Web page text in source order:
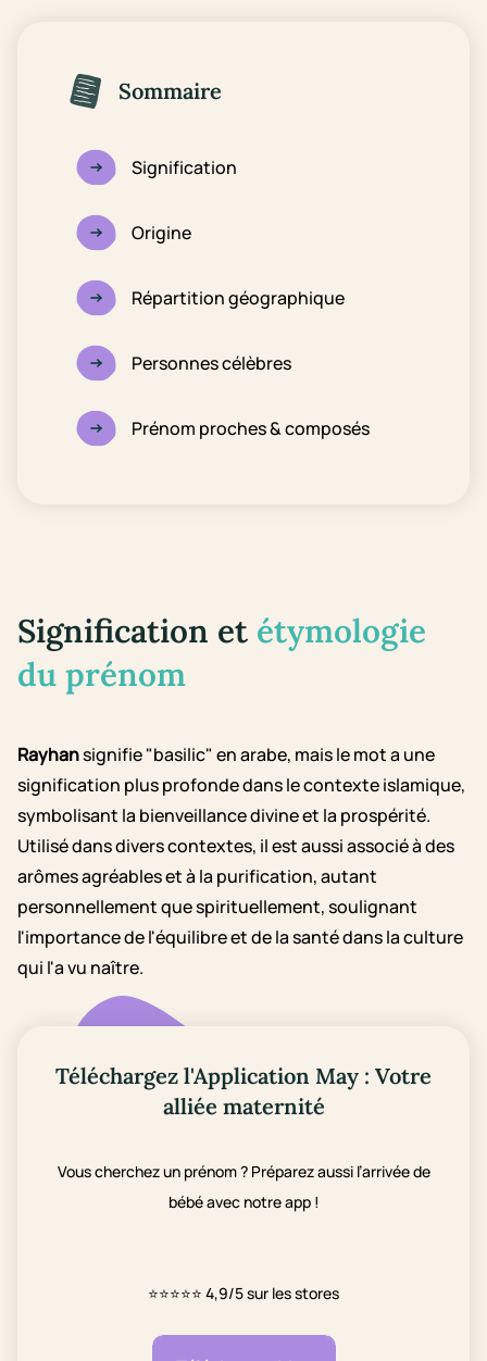
Sommaire
Signification
Origine
Répartition géographique
Personnes célèbres
Prénom proches & composés
Signification et étymologie
du prénom
Rayhansignifie "basilic" en arabe, mais le mot a une
signification plus profonde dans le contexte islamique,
symbolisant la bienveillance divine et la prospérité.
Utilisé dans divers contextes, il est aussi associé à des
arômes agréables et à la purification, autant
personnellement que spirituellement, soulignant
l'importance de l'équilibre et de la santé dans la culture
qui l'a vu naître.
Téléchargez l'Application May : Votre
alliée maternité
Vous cherchez un prénom ? Préparez aussi l’arrivée de
bébé avec notre app !
⭐⭐⭐⭐⭐ 4,9/5 sur les stores